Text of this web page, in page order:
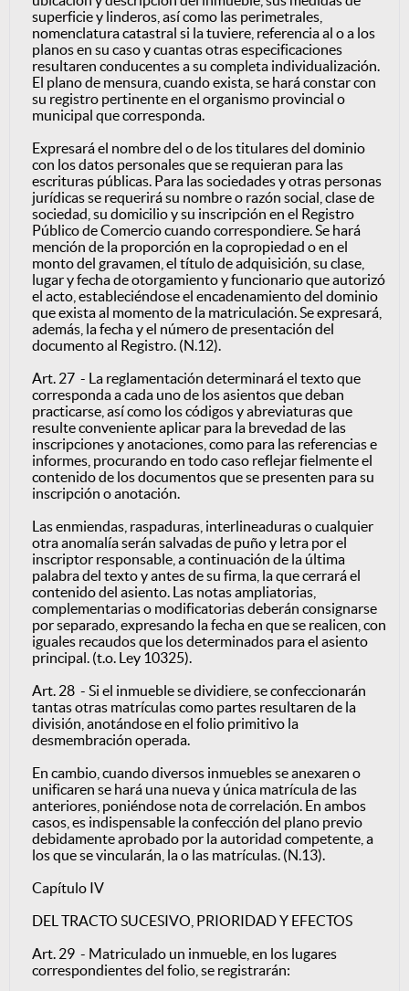
superficie y linderos, así como las perimetrales,
nomenclatura catastral si la tuviere, referencia al o a los
planos en su caso y cuantas otras especificaciones
resultaren conducentes a su completa individualización.
El plano de mensura, cuando exista, se hará constar con
su registro pertinente en el organismo provincial o
municipal que corresponda.
Expresará el nombre del o de los titulares del dominio
con los datos personales que se requieran para las
escrituras públicas. Para las sociedades y otras personas
jurídicas se requerirá su nombre o razón social, clase de
sociedad, su domicilio y su inscripción en el Registro
Público de Comercio cuando correspondiere. Se hará
mención de la proporción en la copropiedad o en el
monto del gravamen, el título de adquisición, su clase,
lugar y fecha de otorgamiento y funcionario que autorizó
el acto, estableciéndose el encadenamiento del dominio
que exista al momento de la matriculación. Se expresará,
además, la fecha y el número de presentación del
documento al Registro. (N.12).
Art. 27 - La reglamentación determinará el texto que
corresponda a cada uno de los asientos que deban
practicarse, así como los códigos y abreviaturas que
resulte conveniente aplicar para la brevedad de las
inscripciones y anotaciones, como para las referencias e
informes, procurando en todo caso reflejar fielmente el
contenido de los documentos que se presenten para su
inscripción o anotación.
Las enmiendas, raspaduras, interlineaduras o cualquier
otra anomalía serán salvadas de puño y letra por el
inscriptor responsable, a continuación de la última
palabra del texto y antes de su firma, la que cerrará el
contenido del asiento. Las notas ampliatorias,
complementarias o modificatorias deberán consignarse
por separado, expresando la fecha en que se realicen, con
iguales recaudos que los determinados para el asiento
principal. (t.o. Ley 10325).
Art. 28 - Si el inmueble se dividiere, se confeccionarán
tantas otras matrículas como partes resultaren de la
división, anotándose en el folio primitivo la
desmembración operada.
En cambio, cuando diversos inmuebles se anexaren o
unificaren se hará una nueva y única matrícula de las
anteriores, poniéndose nota de correlación. En ambos
casos, es indispensable la confección del plano previo
debidamente aprobado por la autoridad competente, a
los que se vincularán, la o las matrículas. (N.13).
Capítulo IV
DEL TRACTO SUCESIVO, PRIORIDAD Y EFECTOS
Art. 29 - Matriculado un inmueble, en los lugares
correspondientes del folio, se registrarán: